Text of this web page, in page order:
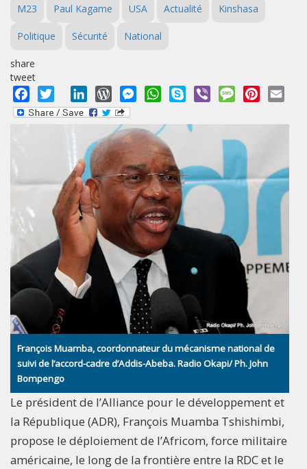
M23 Paul Kagame USA Actualité Kinshasa
Politique Sécurité National
share
tweet
Facebook
Twitter LinkedInWordPressMessengerWhatsApp
Skype Viber MessagePinterest
François Muamba, coordonnateur du mécanisme national de
suivi de l’accord-cadre d’Addis-Abeba. Radio Okapi/ Ph. John
Bompengo
Le président de l’Alliance pour le développement et
la République (ADR), François Muamba Tshishimbi,
propose le déploiement de l’Africom, force militaire
américaine, le long de la frontière entre la RDC et le